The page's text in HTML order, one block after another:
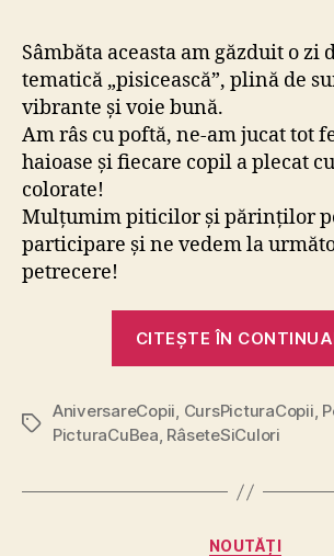
Sâmbăta aceasta am găzduit o zi
tematică „pisicească”, plină de
vibrante și voie bună.
Am râs cu poftă, ne-am jucat tot
haioase și fiecare copil a plecat
colorate!
Mulțumim piticilor și părinților
participare și ne vedem la
petrecere!
CITEȘTE ÎN
Etichete
AniversareCopii, CursPicturaCopii,
PicturaCuBea, RâseteSiCulori
Categorii
NOUTĂȚI